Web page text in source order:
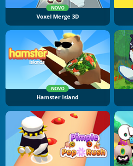
NOVO
Voxel Merge 3D
NOVO
Hamster Island